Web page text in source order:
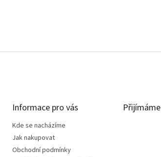
Informace pro vás
Kde se nacházíme
Jak nakupovat
Obchodní podmínky